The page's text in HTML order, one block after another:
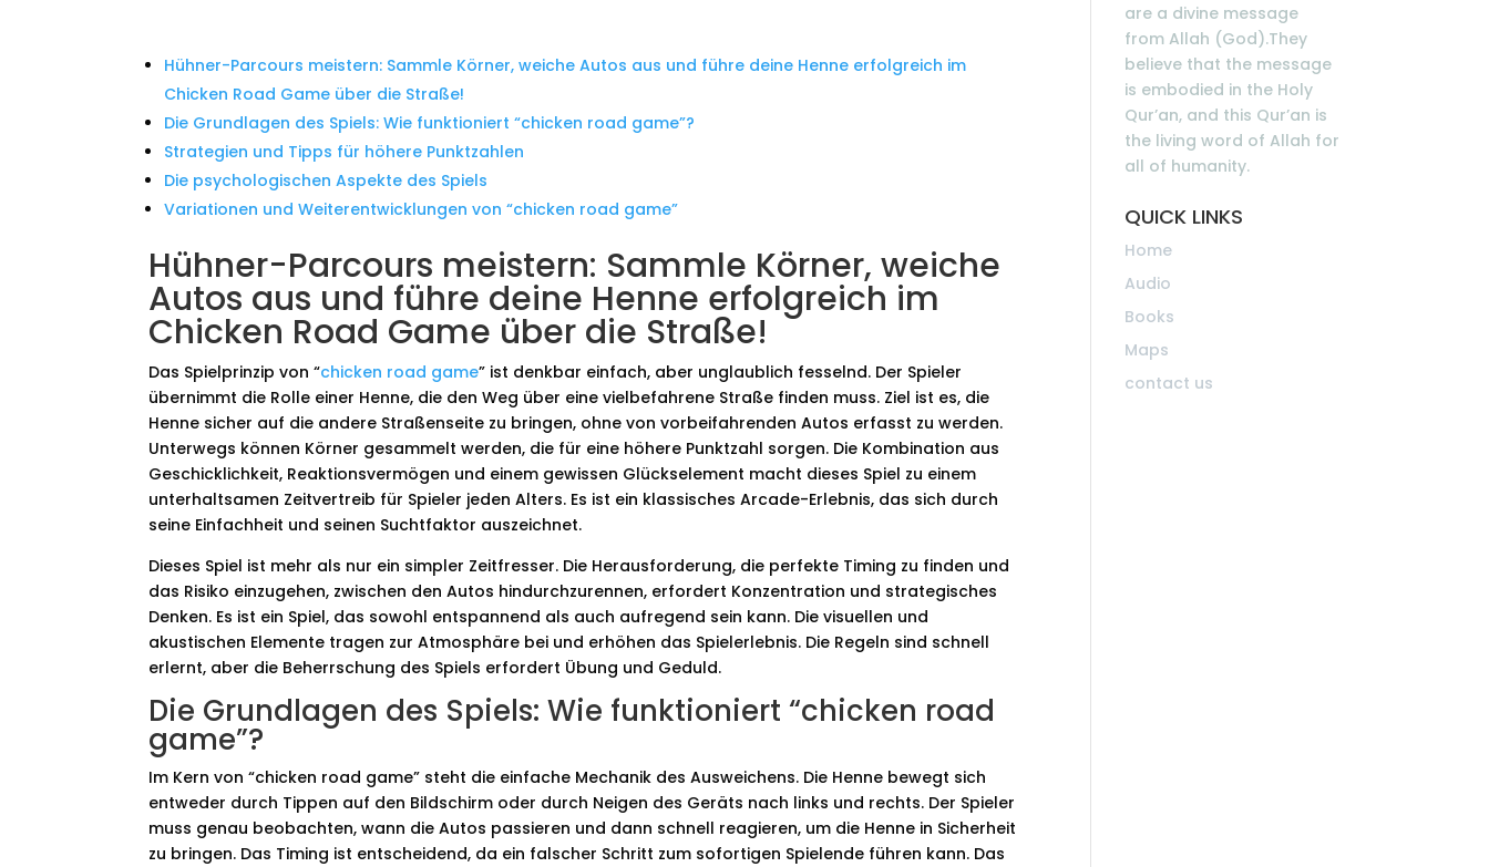
Hühner-Parcours meistern: Sammle Körner, weiche Autos aus und führe deine Henne erfolgreich im
Chicken Road Game über die Straße!
Die Grundlagen des Spiels: Wie funktioniert “chicken road game”?
Strategien und Tipps für höhere Punktzahlen
Die psychologischen Aspekte des Spiels
Variationen und Weiterentwicklungen von “chicken road game”
Hühner-Parcours meistern: Sammle Körner, weiche
Autos aus und führe deine Henne erfolgreich im
Chicken Road Game über die Straße!
Das Spielprinzip von “chicken road game” ist denkbar einfach, aber unglaublich fesselnd. Der Spieler
übernimmt die Rolle einer Henne, die den Weg über eine vielbefahrene Straße finden muss. Ziel ist es, die
Henne sicher auf die andere Straßenseite zu bringen, ohne von vorbeifahrenden Autos erfasst zu werden.
Unterwegs können Körner gesammelt werden, die für eine höhere Punktzahl sorgen. Die Kombination aus
Geschicklichkeit, Reaktionsvermögen und einem gewissen Glückselement macht dieses Spiel zu einem
unterhaltsamen Zeitvertreib für Spieler jeden Alters. Es ist ein klassisches Arcade-Erlebnis, das sich durch
seine Einfachheit und seinen Suchtfaktor auszeichnet.
Dieses Spiel ist mehr als nur ein simpler Zeitfresser. Die Herausforderung, die perfekte Timing zu finden und
das Risiko einzugehen, zwischen den Autos hindurchzurennen, erfordert Konzentration und strategisches
Denken. Es ist ein Spiel, das sowohl entspannend als auch aufregend sein kann. Die visuellen und
akustischen Elemente tragen zur Atmosphäre bei und erhöhen das Spielerlebnis. Die Regeln sind schnell
erlernt, aber die Beherrschung des Spiels erfordert Übung und Geduld.
Die Grundlagen des Spiels: Wie funktioniert “chicken road
game”?
Im Kern von “chicken road game” steht die einfache Mechanik des Ausweichens. Die Henne bewegt sich
entweder durch Tippen auf den Bildschirm oder durch Neigen des Geräts nach links und rechts. Der Spieler
muss genau beobachten, wann die Autos passieren und dann schnell reagieren, um die Henne in Sicherheit
zu bringen. Das Timing ist entscheidend, da ein falscher Schritt zum sofortigen Spielende führen kann. Das
are a divine message
from Allah (God).They
believe that the message
is embodied in the Holy
Qur’an, and this Qur’an is
the living word of Allah for
all of humanity.
QUICK LINKS
Home
Audio
Books
Maps
contact us